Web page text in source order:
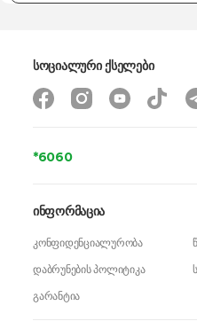
*6060
ინფორმაცია
კონფიდენციალურობა
დაბრუნების პოლიტიკა
გარანტია
სოციალური ქსელები